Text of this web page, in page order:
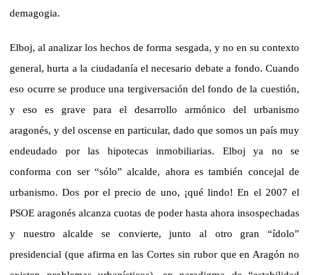
demagogia.
Elboj, al analizar los hechos de forma sesgada, y no en su contexto
general, hurta a la ciudadanía el necesario debate a fondo. Cuando
eso ocurre se produce una tergiversación del fondo de la cuestión,
y eso es grave para el desarrollo armónico del urbanismo
aragonés, y del oscense en particular, dado que somos un país muy
endeudado por las hipotecas inmobiliarias. Elboj ya no se
conforma con ser “sólo” alcalde, ahora es también concejal de
urbanismo. Dos por el precio de uno, ¡qué lindo! En el 2007 el
PSOE aragonés alcanza cuotas de poder hasta ahora insospechadas
y nuestro alcalde se convierte, junto al otro gran “ídolo”
presidencial (que afirma en las Cortes sin rubor que en Aragón no